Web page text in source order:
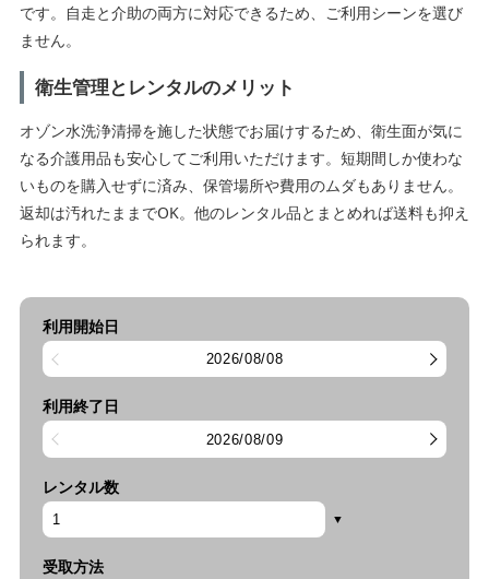
です。自走と介助の両方に対応できるため、ご利用シーンを選び
ません。
衛生管理とレンタルのメリット
オゾン水洗浄清掃を施した状態でお届けするため、衛生面が気に
なる介護用品も安心してご利用いただけます。短期間しか使わな
いものを購入せずに済み、保管場所や費用のムダもありません。
返却は汚れたままでOK。他のレンタル品とまとめれば送料も抑え
られます。
利用開始日
2026/08/08
利用終了日
2026/08/09
レンタル数
受取方法